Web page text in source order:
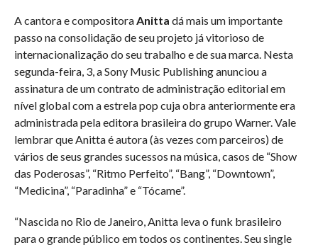
A cantora e compositoraAnitta dá mais um importante
passo na consolidação de seu projeto já vitorioso de
internacionalização do seu trabalho e de sua marca. Nesta
segunda-feira, 3, a Sony Music Publishing anunciou a
assinatura de um contrato de administração editorial em
nível global com a estrela pop cuja obra anteriormente era
administrada pela editora brasileira do grupo Warner. Vale
lembrar que Anitta é autora (às vezes com parceiros) de
vários de seus grandes sucessos na música, casos de “Show
das Poderosas”, “Ritmo Perfeito”, “Bang”, “Downtown”,
“Medicina”, “Paradinha” e “Tócame”.
“Nascida no Rio de Janeiro, Anitta leva o funk brasileiro
para o grande público em todos os continentes. Seu single